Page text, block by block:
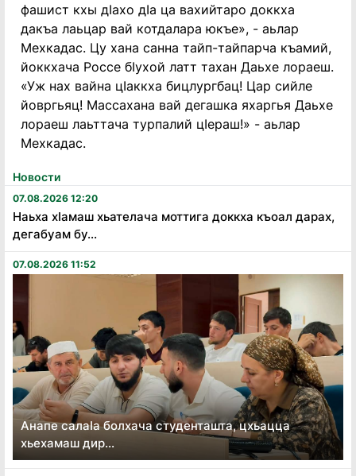
Новости
07.08.2026 12:20
Наьха хӏамаш хьателача моттига доккха къоал дарах,
дегабуам бу...
07.08.2026 11:52
Анапе салаӏа болхача студенташта, цхьацца
хьехамаш дир...
фашист кхы дӀахо дӀа ца вахийтаро доккха
дакъа лаьцар вай котдалара юкъе», - аьлар
Мехкадас. Цу хана санна тайп-тайпарча къамий,
йоккхача Россе бӀухой латт тахан Даьхе лораеш.
«Уж нах вайна цӀаккха бицлургбац! Цар сийле
йовргьяц! Массахана вай дегашка яхаргья Даьхе
лораеш лаьттача турпалий цӀераш!» - аьлар
Мехкадас.